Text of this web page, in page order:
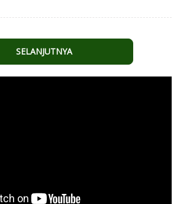
Luar
SELANJUTNYA